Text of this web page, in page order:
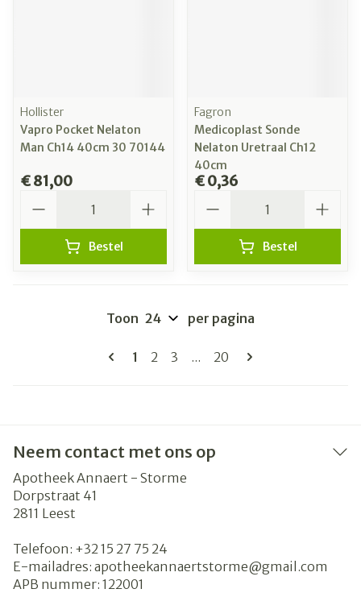
Hollister
Vapro Pocket Nelaton
Man Ch14 40cm 30 70144
€ 81,00
Bestel
Fagron
Medicoplast Sonde
Nelaton Uretraal Ch12
40cm
€ 0,36
Bestel
Pagina's
U lees momenteel pagina
1 Pagina
2 Pagina
3 ... Pagina
20
Toon per pagina
Neem contact met ons op
Apotheek Annaert - Storme
Dorpstraat 41
2811 Leest
Telefoon: +32 15 27 75 24
E-mailadres: apotheekannaertstorme@gmail.com
APB nummer: 122001